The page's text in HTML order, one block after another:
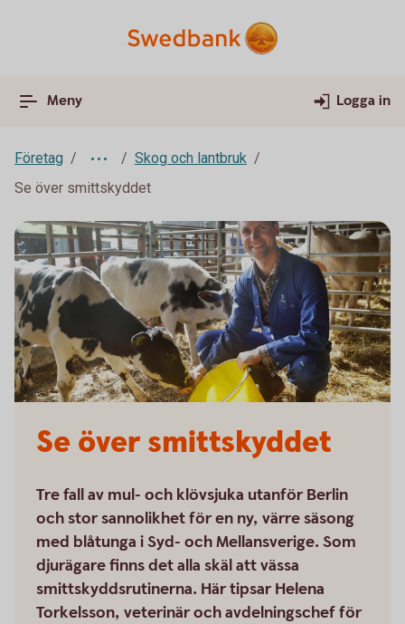
Meny Logga in
Företag
Skog och lantbruk
Se över smittskyddet
Se över smittskyddet
Tre fall av mul- och klövsjuka utanför Berlin
och stor sannolikhet för en ny, värre säsong
med blåtunga i Syd- och Mellansverige. Som
djurägare finns det alla skäl att vässa
smittskyddsrutinerna. Här tipsar Helena
Torkelsson, veterinär och avdelningschef för